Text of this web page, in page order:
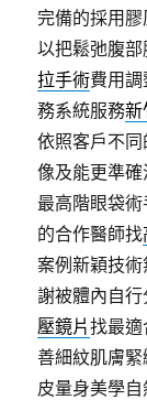
完備的採用
以把鬆弛腹
拉手術費用
務系統服務新
依照客戶不
像及能更準
最高階眼袋
的合作醫師找
案例新穎技
謝被體內自
壓鏡片找最
善細紋肌膚緊
皮量身美學